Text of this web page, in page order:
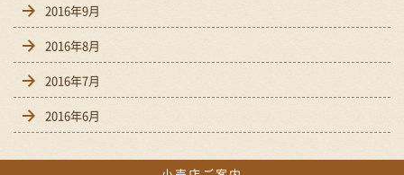
2016年9月
2016年8月
2016年7月
2016年6月